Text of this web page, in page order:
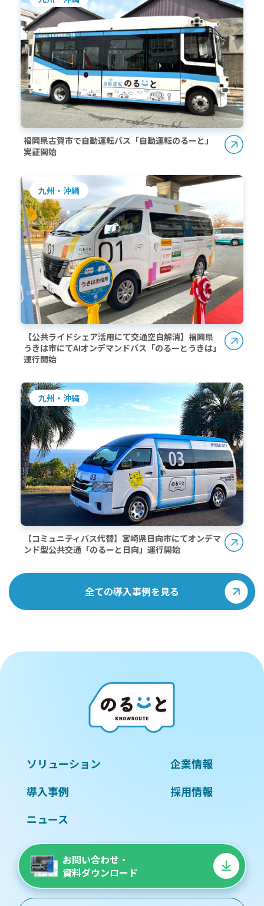
福岡県古賀市で自動運転バス「自動運転のるーと」
実証開始
九州・沖縄
【公共ライドシェア活用にて交通空白解消】福岡県
うきは市にてAIオンデマンドバス「のるーとうきは」
運行開始
九州・沖縄
【コミュニティバス代替】宮崎県日向市にてオンデマ
ンド型公共交通「のるーと日向」運行開始
全ての導入事例を見る
ソリューション
導入事例
ニュース
企業情報
採用情報
お問い合わせ・
資料ダウンロード